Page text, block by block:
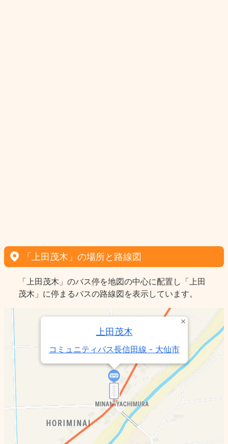
「上田茂木」の場所と路線図
「上田茂木」のバス停を地図の中心に配置し「上田
茂木」に停まるバスの路線図を表示しています。
上田茂木
コミュニティバス長信田線 - 大仙市